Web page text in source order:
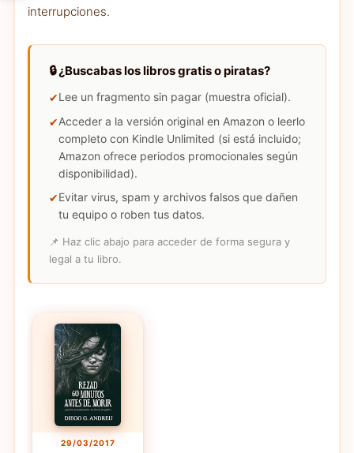
interrupciones.
🔒 ¿Buscabas los libros gratis o piratas?
Lee un fragmento sin pagar (muestra oficial).
Acceder a la versión original en Amazon o leerlo
completo con Kindle Unlimited (si está incluido;
Amazon ofrece periodos promocionales según
disponibilidad).
Evitar virus, spam y archivos falsos que dañen
tu equipo o roben tus datos.
📌 Haz clic abajo para acceder de forma segura y
legal a tu libro.
29/03/2017